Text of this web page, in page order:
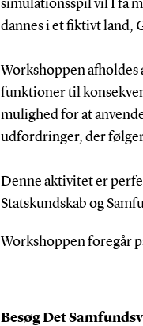
simulationsspil vil I få
dannes i et fiktivt land,
Workshoppen
funktioner til
mulighed for at
udfordringer, der
Denne aktivitet er
Statskundskab og
Workshoppen foregår
Besøg Det